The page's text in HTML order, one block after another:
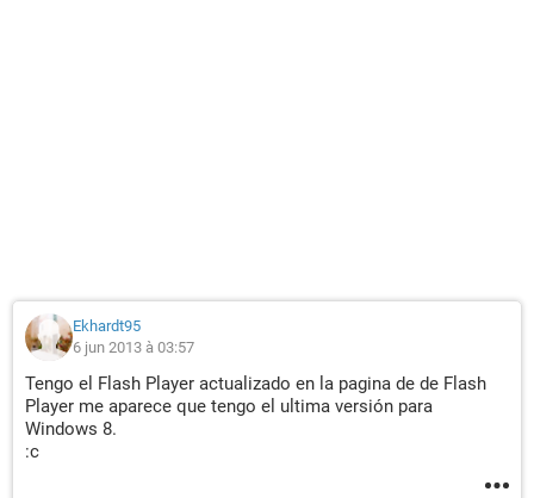
Ekhardt95
6 jun 2013 à 03:57
Tengo el Flash Player actualizado en la pagina de de Flash
Player me aparece que tengo el ultima versión para
Windows 8.
:c